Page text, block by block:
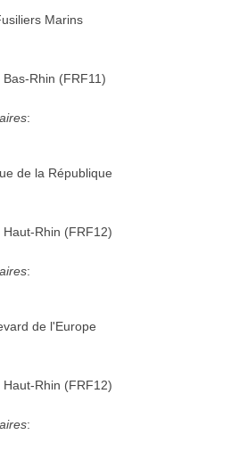
Marins
Bas-Rhin (FRF11)
:
de la République
Haut-Rhin (FRF12)
:
de l'Europe
Haut-Rhin (FRF12)
: